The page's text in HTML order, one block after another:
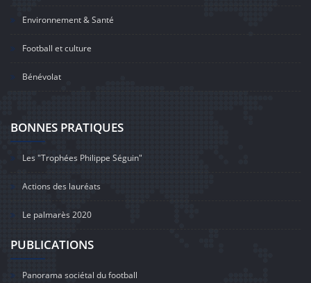
Environnement & Santé
Football et culture
Bénévolat
BONNES PRATIQUES
Les "Trophées Philippe Séguin"
Actions des lauréats
Le palmarès 2020
PUBLICATIONS
Panorama sociétal du football